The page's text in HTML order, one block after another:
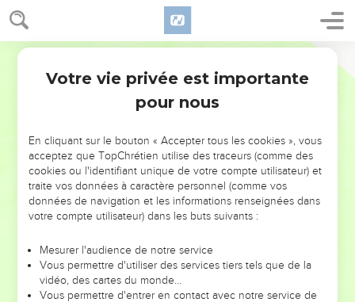
NE MANQUEZ PAS L’ÉVÉNEMENT
DE L’ANNÉE !
ET SI LEURS ERREURS POUVAIENT VOUS ÉVITER LES
VOTRES ?
leur foi ou leur vision. Mais on voit moins les doutes, les erreurs
et les saisons difficiles qu'ils ont traversés, alors même que ce
sont elles qui les ont façonnés.
Votre vie privée est importante
pour nous
En cliquant sur le bouton « Accepter tous les cookies », vous
acceptez que TopChrétien utilise des traceurs (comme des
cookies ou l'identifiant unique de votre compte utilisateur) et
traite vos données à caractère personnel (comme vos
données de navigation et les informations renseignées dans
votre compte utilisateur) dans les buts suivants :
Mesurer l'audience de notre service
Vous permettre d'utiliser des services tiers tels que de la
vidéo, des cartes du monde…
Vous permettre d'entrer en contact avec notre service de